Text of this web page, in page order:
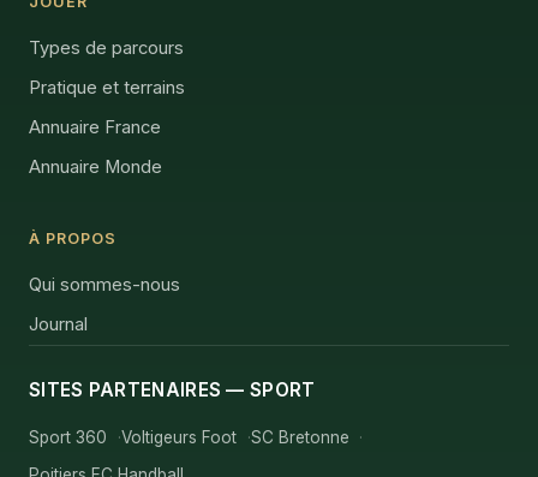
Types de parcours
Pratique et terrains
Annuaire France
Annuaire Monde
À PROPOS
Qui sommes-nous
Journal
SITES PARTENAIRES — SPORT
Sport 360 Voltigeurs Foot
SC Bretonne